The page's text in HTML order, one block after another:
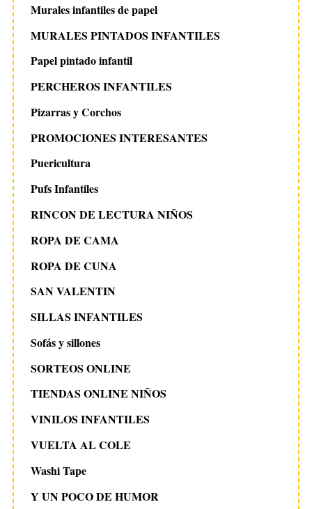
Murales infantiles de papel
MURALES PINTADOS INFANTILES
Papel pintado infantil
PERCHEROS INFANTILES
Pizarras y Corchos
PROMOCIONES INTERESANTES
Puericultura
Pufs Infantiles
RINCON DE LECTURA NIÑOS
ROPA DE CAMA
ROPA DE CUNA
SAN VALENTIN
SILLAS INFANTILES
Sofás y sillones
SORTEOS ONLINE
TIENDAS ONLINE NIÑOS
VINILOS INFANTILES
VUELTA AL COLE
Washi Tape
Y UN POCO DE HUMOR